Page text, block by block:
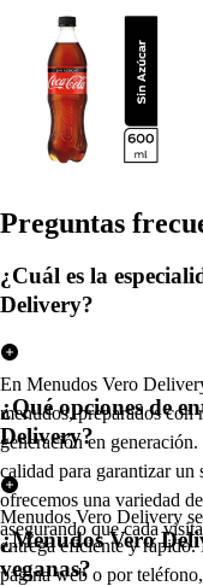
Preguntas
¿Cuál es la
Delivery?
En Menudos Vero
menudos, preparados con
generación en
calidad para garantizar un
ofrecemos una variedad
asegurando que cada
¿Qué opciones de
Delivery?
Menudos Vero Delivery
entrega eficiente y rápido.
página web o por
¿Menudos Vero
veganas?